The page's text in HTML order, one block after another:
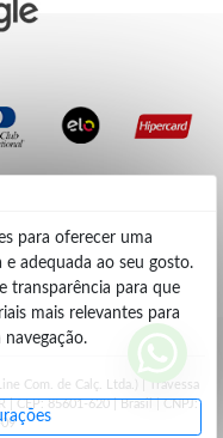
para oferecer uma
e adequada ao seu gosto.
transparência para que
mais relevantes para
Com. de Calç. Ltda.) | Travessa
| CEP: 85601-620 | Brasil | CNPJ: